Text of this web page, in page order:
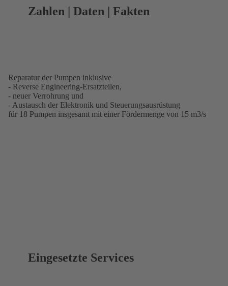
Zahlen | Daten | Fakten
Reparatur der Pumpen inklusive
- Reverse Engineering-Ersatzteilen,
- neuer Verrohrung und
- Austausch der Elektronik und Steuerungsausrüstung
für 18 Pumpen insgesamt mit einer Fördermenge von 15 m3/s
Eingesetzte Services